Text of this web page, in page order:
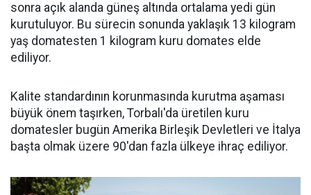
sonra açık alanda güneş altında ortalama yedi gün
kurutuluyor. Bu sürecin sonunda yaklaşık 13 kilogram
yaş domatesten 1 kilogram kuru domates elde
ediliyor.
Kalite standardının korunmasında kurutma aşaması
büyük önem taşırken, Torbalı'da üretilen kuru
domatesler bugün Amerika Birleşik Devletleri ve İtalya
başta olmak üzere 90'dan fazla ülkeye ihraç ediliyor.